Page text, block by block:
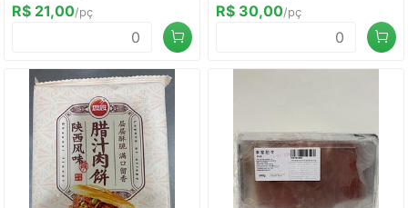
R$ 21,00/pç R$ 30,00/pç